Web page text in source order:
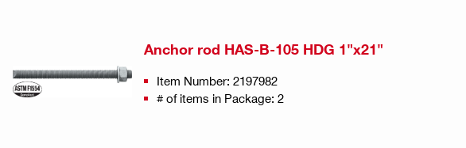
Anchor rod HAS-B-105 HDG 1"x21"
Item Number: 2197982
# of items in Package: 2